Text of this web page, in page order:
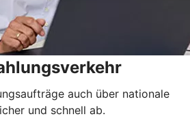
auch über nationale
und schnell ab.